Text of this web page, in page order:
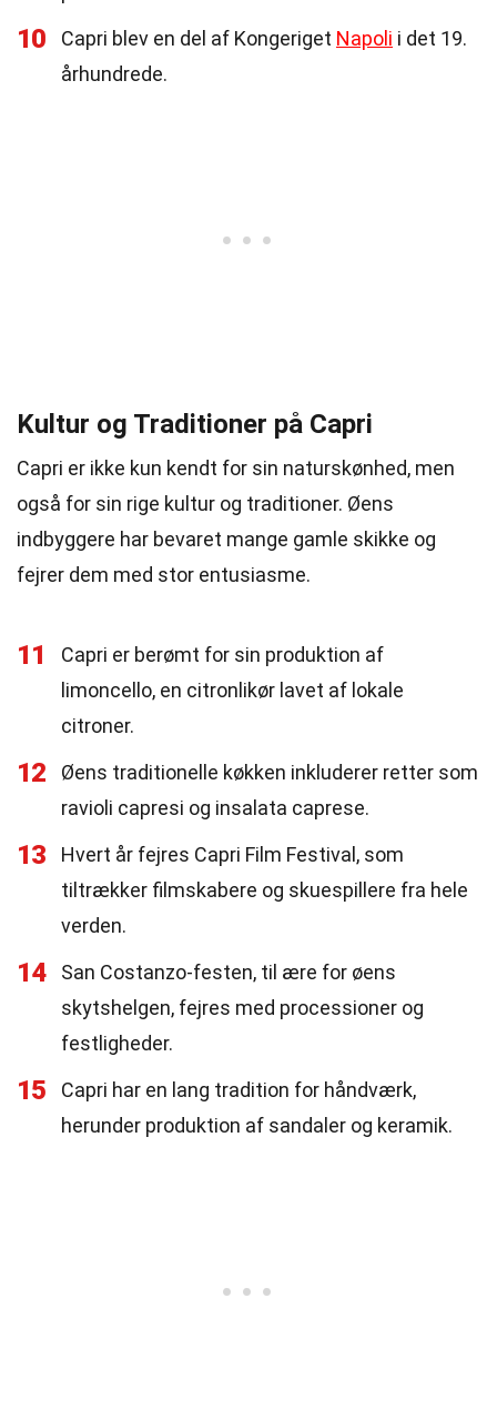
10 Capri blev en del af Kongeriget Napoli i det 19.
århundrede.
Kultur og Traditioner på Capri
Capri er ikke kun kendt for sin naturskønhed, men
også for sin rige kultur og traditioner. Øens
indbyggere har bevaret mange gamle skikke og
fejrer dem med stor entusiasme.
11
Capri er berømt for sin produktion af
limoncello, en citronlikør lavet af lokale
citroner.
12
Øens traditionelle køkken inkluderer retter som
ravioli capresi og insalata caprese.
13
Hvert år fejres Capri Film Festival, som
tiltrækker filmskabere og skuespillere fra hele
verden.
14
San Costanzo-festen, til ære for øens
skytshelgen, fejres med processioner og
festligheder.
15
Capri har en lang tradition for håndværk,
herunder produktion af sandaler og keramik.